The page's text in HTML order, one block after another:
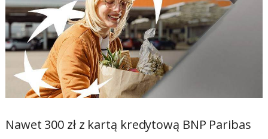
Nawet 300 zł z kartą kredytową BNP Paribas